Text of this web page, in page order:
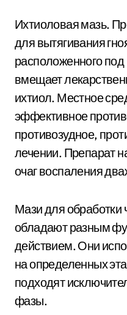
Ихтиоловая мазь.
для вытягивания
расположенного
вмещает
ихтиол. Местное
эффективное
противозудное,
лечении. Препарат
очаг воспаления
Мази для
обладают разным
действием. Они
на определенных
подходят
фазы.